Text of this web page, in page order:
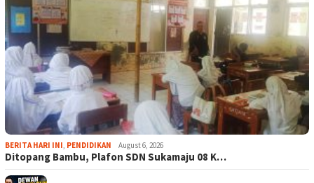
BERITA HARI INI, PENDIDIKAN August 6, 2026
Ditopang Bambu, Plafon SDN Sukamaju 08 K…